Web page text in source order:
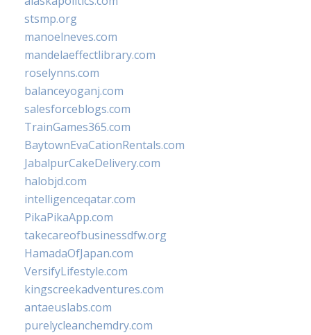
stsmp.org
manoelneves.com
mandelaeffectlibrary.com
roselynns.com
balanceyoganj.com
salesforceblogs.com
TrainGames365.com
BaytownEvaCationRentals.com
JabalpurCakeDelivery.com
halobjd.com
intelligenceqatar.com
PikaPikaApp.com
takecareofbusinessdfw.org
HamadaOfJapan.com
VersifyLifestyle.com
kingscreekadventures.com
antaeuslabs.com
purelycleanchemdry.com